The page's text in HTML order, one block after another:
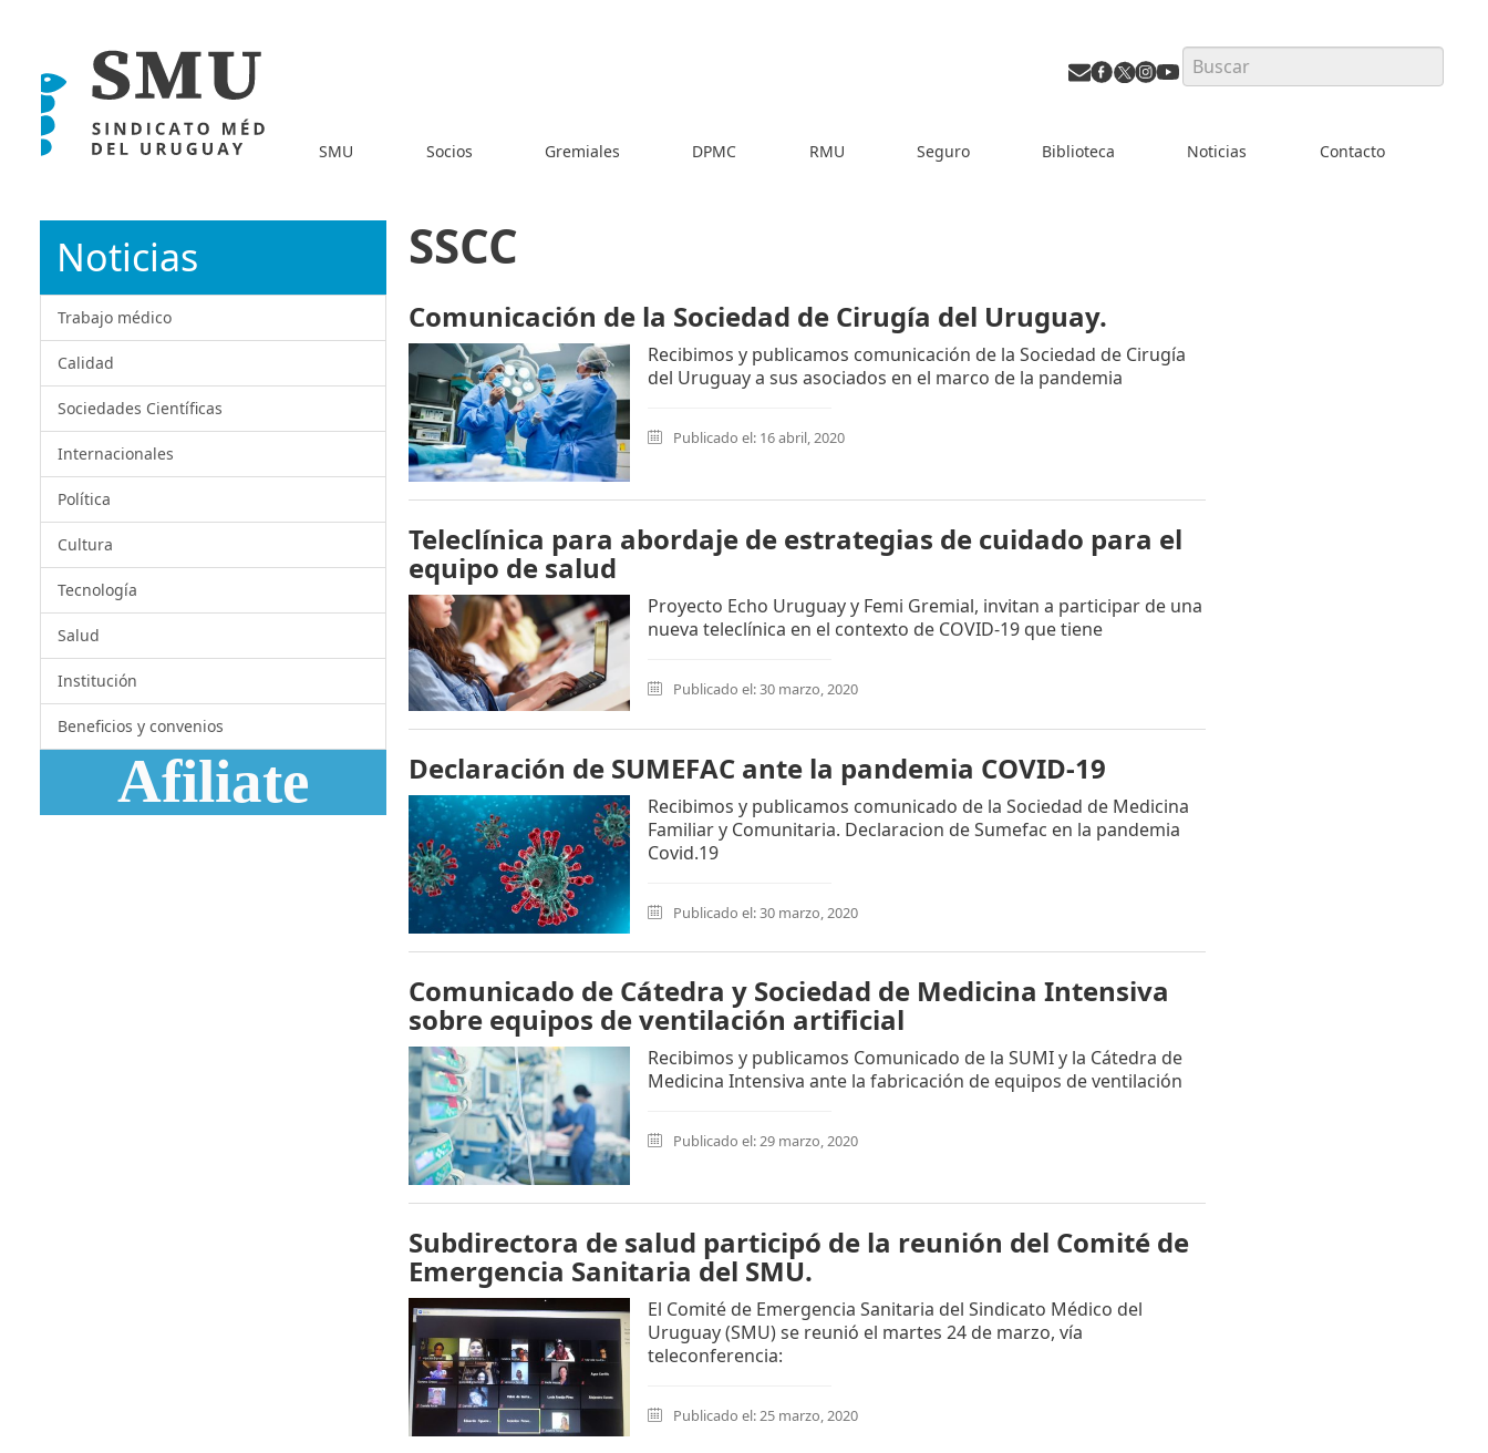
Search
SMU Socios Gremiales DPMC RMU Seguro Biblioteca Noticias Contacto
SSCC
Comunicación de la Sociedad de Cirugía del Uruguay.
Recibimos y publicamos comunicación de la Sociedad de Cirugía
del Uruguay a sus asociados en el marco de la pandemia
Publicado el: 16 abril, 2020
Teleclínica para abordaje de estrategias de cuidado para el
equipo de salud
Proyecto Echo Uruguay y Femi Gremial, invitan a participar de una
nueva teleclínica en el contexto de COVID-19 que tiene
Publicado el: 30 marzo, 2020
Declaración de SUMEFAC ante la pandemia COVID-19
Recibimos y publicamos comunicado de la Sociedad de Medicina
Familiar y Comunitaria. Declaracion de Sumefac en la pandemia
Covid.19
Publicado el: 30 marzo, 2020
Comunicado de Cátedra y Sociedad de Medicina Intensiva
sobre equipos de ventilación artificial
Recibimos y publicamos Comunicado de la SUMI y la Cátedra de
Medicina Intensiva ante la fabricación de equipos de ventilación
Publicado el: 29 marzo, 2020
Subdirectora de salud participó de la reunión del Comité de
Emergencia Sanitaria del SMU.
El Comité de Emergencia Sanitaria del Sindicato Médico del
Uruguay (SMU) se reunió el martes 24 de marzo, vía
teleconferencia:
Publicado el: 25 marzo, 2020
Noticias
Trabajo médico
Calidad
Sociedades Científicas
Internacionales
Política
Cultura
Tecnología
Salud
Institución
Beneficios y convenios
Afiliate